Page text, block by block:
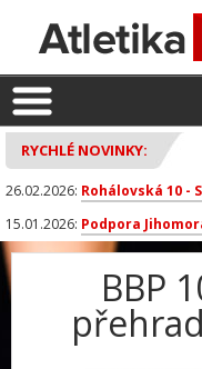
RYCHLÉ NOVINKY:
26.02.2026: Rohálovská 10
15.01.2026: Podpora
BBP